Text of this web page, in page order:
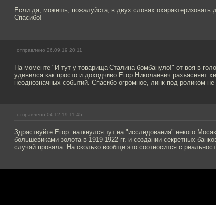
Если да, можешь, пожалуйста, в двух словах охарактеризовать
Спасибо!
отправлено 26.09.19 20:11
На моменте "И тут у товарища Сталина бомбануло!" от воя в
удивился как просто и доходчиво Егор Николаевич разъясняет
неоднозначных событий. Спасибо огромное, линк под роликом
отправлено 04.12.19 11:45
Здраствуйте Егор. наткнулся тут на "исследования" некого
большевиками золота в 1919-1922 гг. и создании секретных
случай провала. На сколько вообще это соотносится с